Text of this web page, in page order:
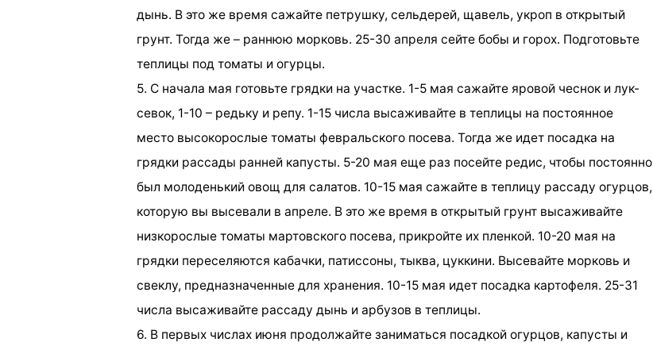
дынь. В это же время сажайте петрушку, сельдерей, щавель, укроп в открытый
грунт. Тогда же – раннюю морковь. 25-30 апреля сейте бобы и горох. Подготовьте
теплицы под томаты и огурцы.
5. С начала мая готовьте грядки на участке. 1-5 мая сажайте яровой чеснок и лук-
севок, 1-10 – редьку и репу. 1-15 числа высаживайте в теплицы на постоянное
место высокорослые томаты февральского посева. Тогда же идет посадка на
грядки рассады ранней капусты. 5-20 мая еще раз посейте редис, чтобы постоянно
был молоденький овощ для салатов. 10-15 мая сажайте в теплицу рассаду огурцов,
которую вы высевали в апреле. В это же время в открытый грунт высаживайте
низкорослые томаты мартовского посева, прикройте их пленкой. 10-20 мая на
грядки переселяются кабачки, патиссоны, тыква, цуккини. Высевайте морковь и
свеклу, предназначенные для хранения. 10-15 мая идет посадка картофеля. 25-31
числа высаживайте рассаду дынь и арбузов в теплицы.
6. В первых числах июня продолжайте заниматься посадкой огурцов, капусты и